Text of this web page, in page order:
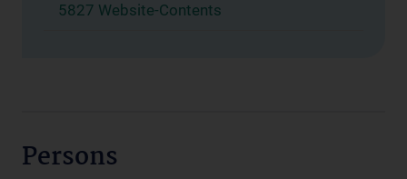
5827 Website-Contents
Persons